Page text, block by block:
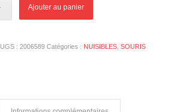
Ajouter au panier
UGS : 2006589 Catégories : NUISIBLES, SOURIS